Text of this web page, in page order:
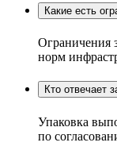
Какие есть
Ограничения
норм
Кто отвечает
Упаковка
по